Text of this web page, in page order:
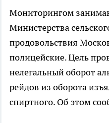
Мониторингом
Министерства
продовольствия
полицейские. Цель
нелегальный оборот
рейдов из оборота
спиртного. Об этом